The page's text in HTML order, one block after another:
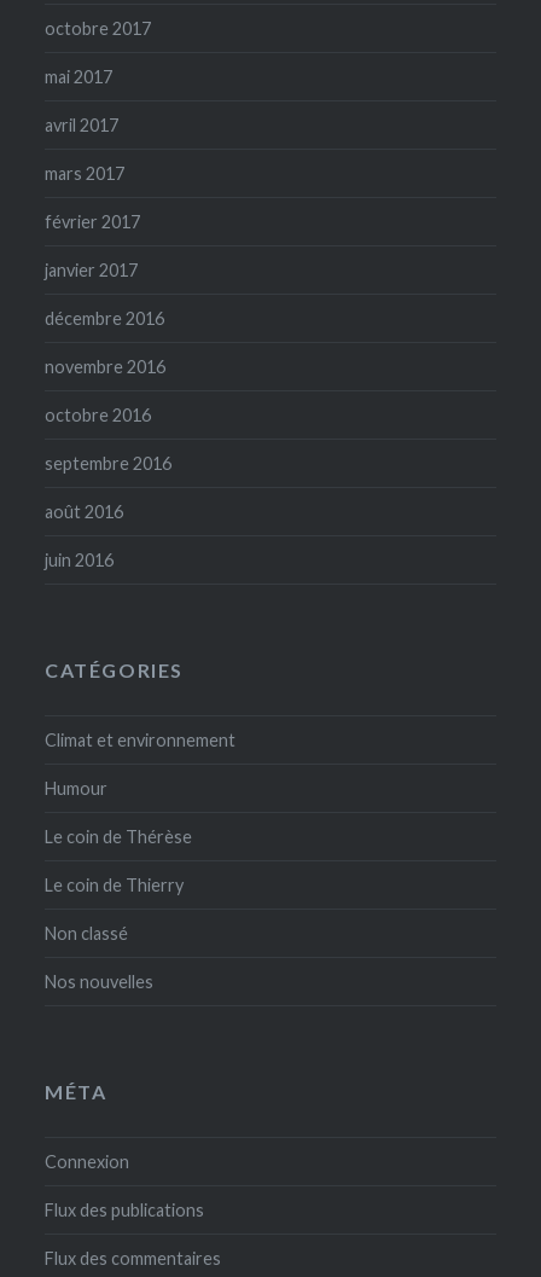
octobre 2017
mai 2017
avril 2017
mars 2017
février 2017
janvier 2017
décembre 2016
novembre 2016
octobre 2016
septembre 2016
août 2016
juin 2016
CATÉGORIES
Climat et environnement
Humour
Le coin de Thérèse
Le coin de Thierry
Non classé
Nos nouvelles
MÉTA
Connexion
Flux des publications
Flux des commentaires